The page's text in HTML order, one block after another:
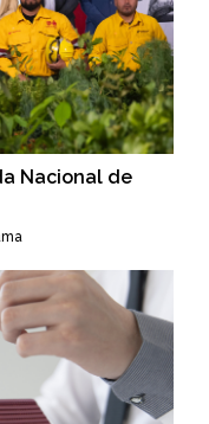
Nacional de